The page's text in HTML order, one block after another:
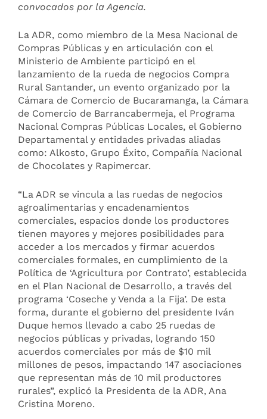
convocados por la Agencia.
La ADR, como miembro de la Mesa Nacional de
Compras Públicas y en articulación con el
Ministerio de Ambiente participó en el
lanzamiento de la rueda de negocios Compra
Rural Santander, un evento organizado por la
Cámara de Comercio de Bucaramanga, la Cámara
de Comercio de Barrancabermeja, el Programa
Nacional Compras Públicas Locales, el Gobierno
Departamental y entidades privadas aliadas
como: Alkosto, Grupo Éxito, Compañía Nacional
de Chocolates y Rapimercar.
“La ADR se vincula a las ruedas de negocios
agroalimentarias y encadenamientos
comerciales, espacios donde los productores
tienen mayores y mejores posibilidades para
acceder a los mercados y firmar acuerdos
comerciales formales, en cumplimiento de la
Política de ‘Agricultura por Contrato’, establecida
en el Plan Nacional de Desarrollo, a través del
programa ‘Coseche y Venda a la Fija’. De esta
forma, durante el gobierno del presidente Iván
Duque hemos llevado a cabo 25 ruedas de
negocios públicas y privadas, logrando 150
acuerdos comerciales por más de $10 mil
millones de pesos, impactando 147 asociaciones
que representan más de 10 mil productores
rurales”, explicó la Presidenta de la ADR, Ana
Cristina Moreno.